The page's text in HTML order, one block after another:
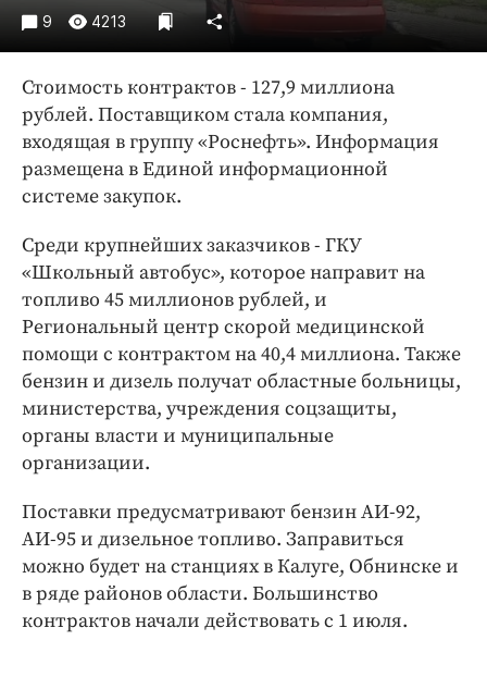
Блоги
Издания
Медиаперсона
Интересное чтиво
Клиника года
Бренд года
Работодатель года
9 4213
Стоимость контрактов - 127,9 миллиона
рублей. Поставщиком стала компания,
входящая в группу «Роснефть». Информация
размещена в Единой информационной
системе закупок.
Среди крупнейших заказчиков - ГКУ
«Школьный автобус», которое направит на
топливо 45 миллионов рублей, и
Региональный центр скорой медицинской
помощи с контрактом на 40,4 миллиона. Также
бензин и дизель получат областные больницы,
министерства, учреждения соцзащиты,
органы власти и муниципальные
организации.
Поставки предусматривают бензин АИ-92,
АИ-95 и дизельное топливо. Заправиться
можно будет на станциях в Калуге, Обнинске и
в ряде районов области. Большинство
контрактов начали действовать с 1 июля.